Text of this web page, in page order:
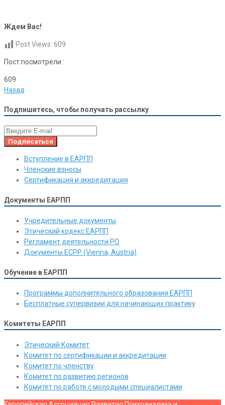
Ждем Вас!
Post Views: 609
Пост посмотрели :
609
Назад
Подпишитесь, чтобы получать рассылку
Вступление в ЕАРПП
Членские взносы
Сертификация и аккредитация
Документы ЕАРПП
Учредительные документы
Этический кодекс ЕАРПП
Регламент деятельности РО
Документы ЕСРР (Vienna, Austria)
Обучение в ЕАРПП
Программы дополнительного образования ЕАРПП
Бесплатные супервизии для начинающих практику
Комитеты ЕАРПП
Этический Комитет
Комитет по сертификации и аккредитации
Комитет по членству
Комитет по развитию регионов
Комитет по работе с молодыми специалистами